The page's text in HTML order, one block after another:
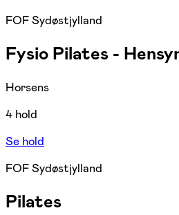
FOF Sydøstjylland
Fysio Pilates -
Horsens
4 hold
Se hold
FOF Sydøstjylland
Pilates